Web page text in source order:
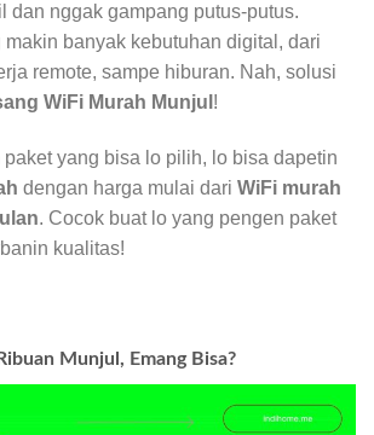
dan nggak gampang putus-putus.
banyak kebutuhan digital, dari
remote, sampe hiburan. Nah, solusi
WiFi Murah Munjul !
yang bisa lo pilih, lo bisa dapetin
dengan harga mulai dari WiFi murah
. Cocok buat lo yang pengen paket
kualitas!
Munjul, Emang Bisa?